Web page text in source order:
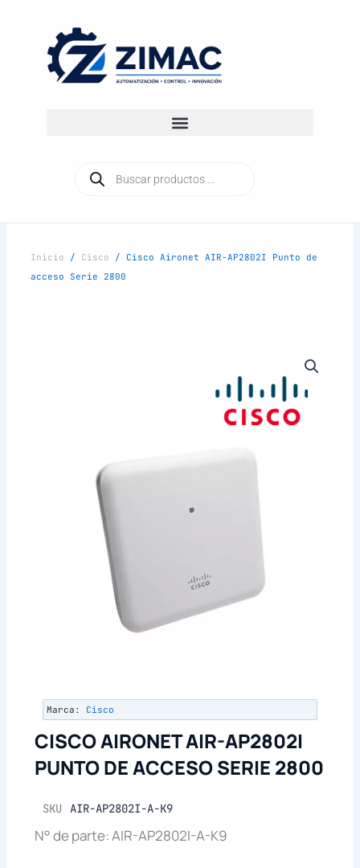
contenido
productos
Inicio / Cisco / Cisco Aironet AIR-AP2802I Punto de
acceso Serie 2800
Marca: Cisco
CISCO AIRONET AIR-AP2802I
PUNTO DE ACCESO SERIE 2800
SKU AIR-AP2802I-A-K9
N° de parte: AIR-AP2802I-A-K9